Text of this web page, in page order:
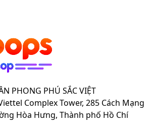
PHONG PHÚ SẮC VIỆT
Complex Tower, 285 Cách Mạng
Hòa Hưng, Thành phố Hồ Chí